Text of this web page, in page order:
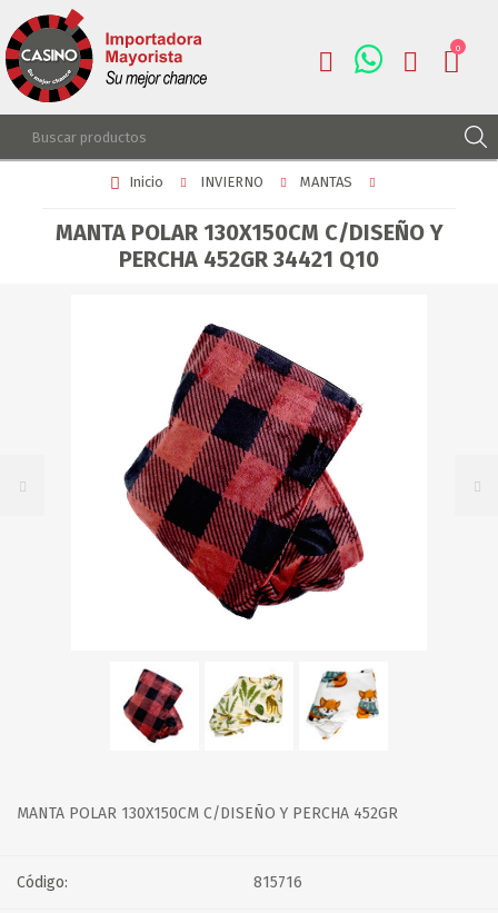
REGISTRARSE
LISTA DE DESEOS 0
0
Inicio INVIERNO MANTAS
MANTA POLAR 130X150CM C/DISEÑO Y
PERCHA 452GR 34421 Q10
MANTA POLAR 130X150CM C/DISEÑO Y PERCHA 452GR
Código: 815716